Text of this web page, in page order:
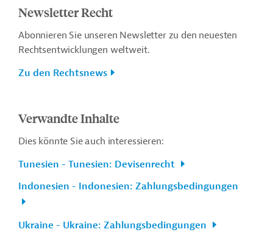
Newsletter Recht
Abonnieren Sie unseren Newsletter zu den neuesten
Rechtsentwicklungen weltweit.
Zu den Rechtsnews
Verwandte Inhalte
Dies könnte Sie auch interessieren:
Tunesien - Tunesien: Devisenrecht
Indonesien - Indonesien: Zahlungsbedingungen
Ukraine - Ukraine: Zahlungsbedingungen